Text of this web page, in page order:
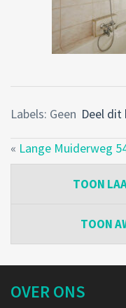
Deel dit
Labels: Geen
« Lange Muiderweg
TOON
TOON
OVER ONS